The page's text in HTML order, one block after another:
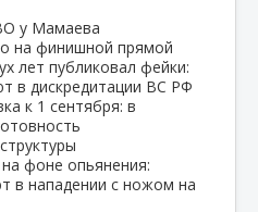
у Мамаева
на финишной прямой
лет публиковал фейки:
в дискредитации ВС РФ
к 1 сентября: в
на фоне опьянения:
в нападении с ножом на